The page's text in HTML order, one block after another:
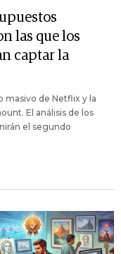
las que los
captar la
masivo de Netflix y la
El análisis de los
el segundo